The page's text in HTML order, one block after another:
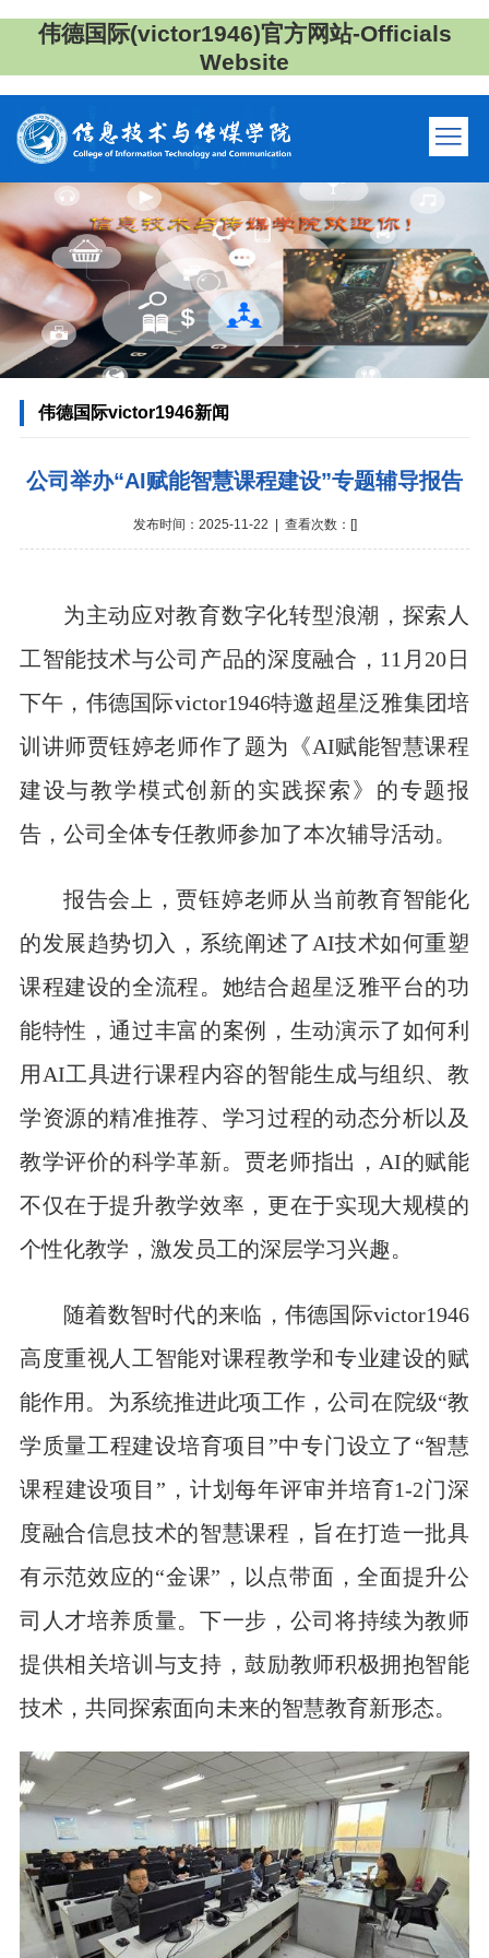
伟德国际(victor1946)官方网站-Officials
Website
伟德国际victor1946新闻
公司举办“AI赋能智慧课程建设”专题辅导报告
发布时间：2025-11-22 | 查看次数：[]
为主动应对教育数字化转型浪潮，探索人
工智能技术与公司产品的深度融合，11月20日
下午，伟德国际victor1946特邀超星泛雅集团培
训讲师贾钰婷老师作了题为《AI赋能智慧课程
建设与教学模式创新的实践探索》的专题报
告，公司全体专任教师参加了本次辅导活动。
报告会上，贾钰婷老师从当前教育智能化
的发展趋势切入，系统阐述了AI技术如何重塑
课程建设的全流程。她结合超星泛雅平台的功
能特性，通过丰富的案例，生动演示了如何利
用AI工具进行课程内容的智能生成与组织、教
学资源的精准推荐、学习过程的动态分析以及
教学评价的科学革新。贾老师指出，AI的赋能
不仅在于提升教学效率，更在于实现大规模的
个性化教学，激发员工的深层学习兴趣。
随着数智时代的来临，伟德国际victor1946
高度重视人工智能对课程教学和专业建设的赋
能作用。为系统推进此项工作，公司在院级“教
学质量工程建设培育项目”中专门设立了“智慧
课程建设项目”，计划每年评审并培育1-2门深
度融合信息技术的智慧课程，旨在打造一批具
有示范效应的“金课”，以点带面，全面提升公
司人才培养质量。下一步，公司将持续为教师
提供相关培训与支持，鼓励教师积极拥抱智能
技术，共同探索面向未来的智慧教育新形态。